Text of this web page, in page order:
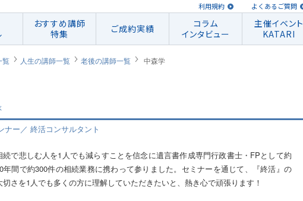
利用規約 よくあるご質問
おすすめ講師
特集
ご成約実績
コラム
インタビュー
主催イベント
KATARI
覧 人生の講師一覧 老後の講師一覧 中森学
ー／ 終活コンサルタント
続で悲しむ人を1人でも減らすことを信念に遺言書作成専門行政書士・FPとして約
年間で約300件の相続業務に携わって参りました。セミナーを通じて、『終活』の
切さを1人でも多くの方に理解していただきたいと、熱き心で頑張ります！